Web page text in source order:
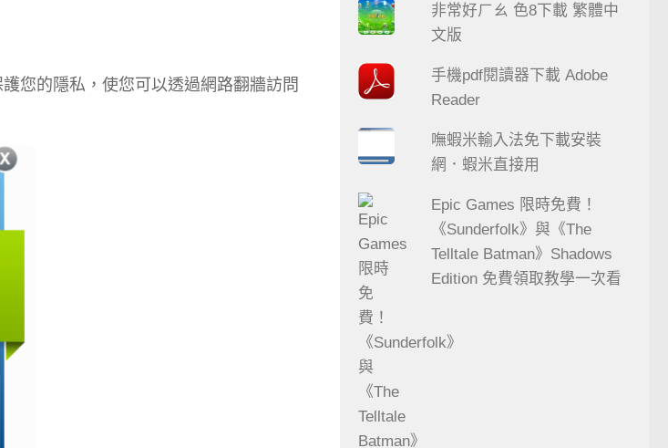
您的隱私，使您可以透過網路翻牆訪問
非常好ㄏㄠ 色8下載 繁體中
文版
手機pdf閱讀器下載 Adobe
Reader
嘸蝦米輸入法免下載安裝
網．蝦米直接用
Epic Games 限時免費！
《Sunderfolk》與《The
Telltale Batman》Shadows
Edition 免費領取教學一次看